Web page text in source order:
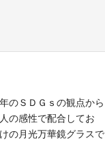
のＳＤＧｓの観点から
の感性で配合してお
の月光万華鏡グラスで